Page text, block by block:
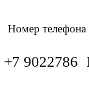
Номер
+7 9022786